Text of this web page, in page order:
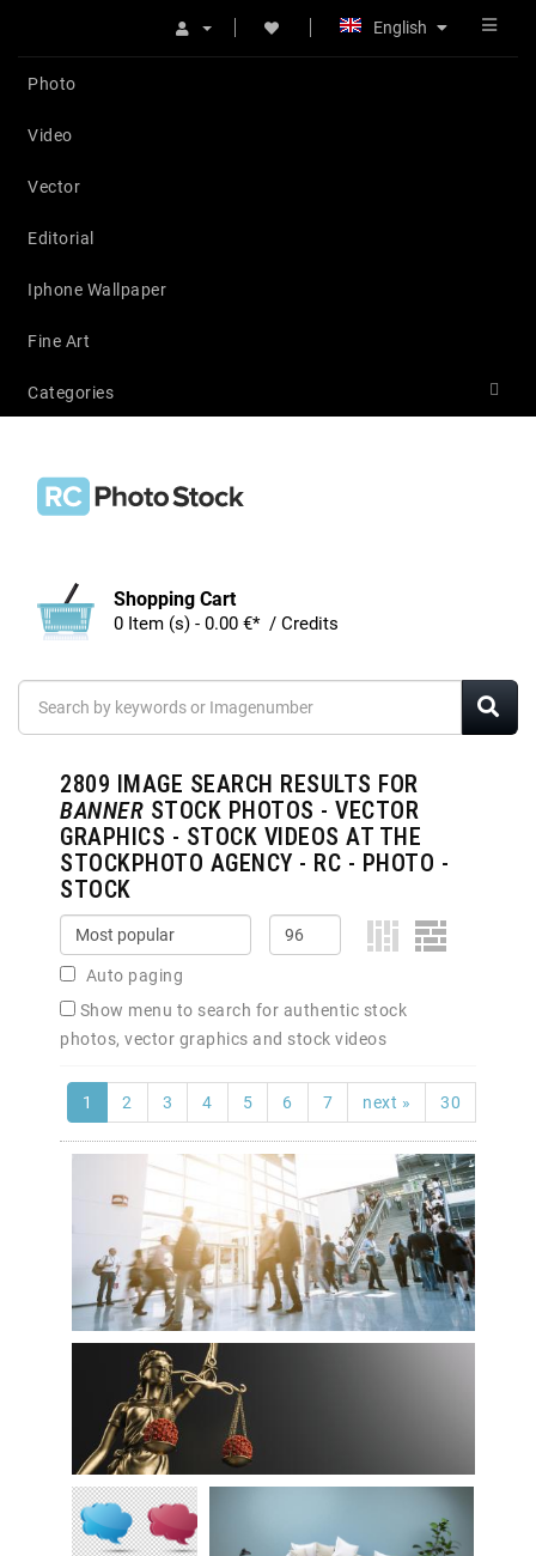
English
Photo
Video
Vector
Editorial
Iphone Wallpaper
Fine Art
Categories
Shopping Cart
0 Item (s) - 0.00 €* / Credits
2809 IMAGE SEARCH RESULTS FOR
BANNER STOCK PHOTOS - VECTOR
GRAPHICS - STOCK VIDEOS AT THE
STOCKPHOTO AGENCY - RC - PHOTO -
STOCK
Auto paging
Show menu to search for authentic stock
photos, vector graphics and stock videos
1 2 3 4 5 6 7 next » 30